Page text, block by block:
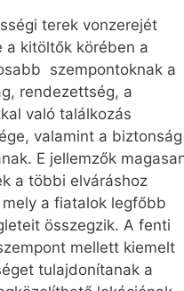
terek vonzerejét
a kitöltők körében a
szempontoknak a
rendezettség, a
való találkozás
valamint a biztonság
E jellemzők
a többi elváráshoz
a fiatalok legfőbb
összegzik. A fenti
mellett kiemelt
tulajdonítanak a